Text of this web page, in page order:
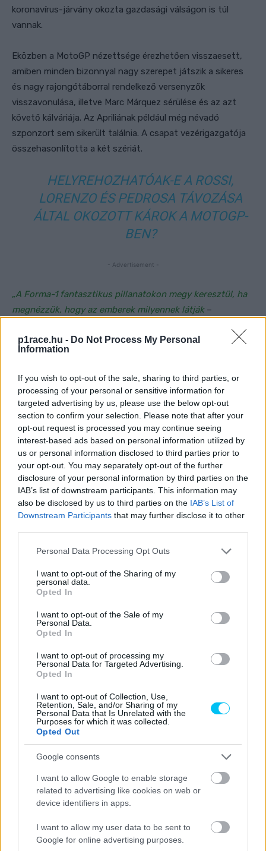
p1race.hu - Do Not Process My Personal
Information
If you wish to opt-out of the sale, sharing to third parties, or
processing of your personal or sensitive information for
targeted advertising by us, please use the below opt-out
section to confirm your selection. Please note that after your
opt-out request is processed you may continue seeing
interest-based ads based on personal information utilized by
us or personal information disclosed to third parties prior to
your opt-out. You may separately opt-out of the further
disclosure of your personal information by third parties on the
IAB’s list of downstream participants. This information may
also be disclosed by us to third parties on the IAB’s List of
Downstream Participants that may further disclose it to other
Please note that this website/app uses one or more Google
not limited to your visit or usage behaviour. You may click to
grant or deny consent to Google and its third-party tags to
use your data for below specified purposes in below Google
consent section.
Personal Data Processing Opt Outs
I want to opt-out of the Sharing of my
personal data.
Opted In
I want to opt-out of the Sale of my
Personal Data.
Opted In
I want to opt-out of processing my
Personal Data for Targeted Advertising.
Opted In
I want to opt-out of Collection, Use,
Retention, Sale, and/or Sharing of my
Personal Data that Is Unrelated with the
Purposes for which it was collected.
Opted Out
Google consents
I want to allow Google to enable storage
related to advertising like cookies on web or
device identifiers in apps.
I want to allow my user data to be sent to
Google for online advertising purposes.
koronavírus-járvány okozta gazdasági válságon is túl
vannak.
Eközben a MotoGP nézettsége érezhetően visszaesett,
amiben minden bizonnyal nagy szerepet játszik a sikeres
és nagy rajongótáborral rendelkező versenyzők
visszavonulása, illetve Marc Márquez sérülése és az azt
követő kálváriája. Az Apriliának például még névadó
szponzort sem sikerült találnia. A csapat vezérigazgatója
összehasonlította a két szériát.
HELYREHOZHATÓAK-E A ROSSI,
LORENZO ÉS PEDROSA TÁVOZÁSA
ÁLTAL OKOZOTT KÁROK A MOTOGP-
BEN?
- Advertisement -
„A Forma-1 fantasztikus pillanatokon megy keresztül, ha
megnézzük, hogy az emberek milyennek látják–
hiszem, hogy össze lehet hasonlítani a Forma-1 varázsát a
MotoGP-vel, az jóval nagyobb dolog. Azonban a show,
Meg kell találnunk a módját, hogy több szponzort
szerezzünk, és általánosságban több embert vonzzunk
be. Ha számszakilag megnézzük, hogy a Forma-1 hány
embert mozgat meg, az más [kategória]. Szóval nem
lehetünk elégedettek azzal, amit elértünk, még akkor sem,
ha Mugellót leszámítva a pályákon nem annyira rossz a
fogadtatás. Úgy vélem, a körülmények miatt történt, hogy
ez a futam nem igazán volt kiemelkedő a nézőszám
szempontjából.”
birtokló Dorna megpróbálta lemásolni az F1-et üzleti
szempontból irányító Liberty Mediát, az az előző szezont
feldolgozó dokumentumsorozat volt. Csak amíg a
mai napig nagy sikernek örvend, addig a Disney+
streamingszolgáltatón idén debütáló Unlimited nem hozta
A Netflix akkora lökést adott a Forma-1-nek, amilyet a mi
dokumentumsorozatunk nem– jelentette ki Rivola. –
hatás nem volt ugyanaz, úgyhogy szerintem a Dornának
fel kell tennie a kérdést, hogy az miért alakult így. Mindkét
sorozatot láttam, és véleményt alkottam róluk, de… Nem
mondanám, hogy ez nem az én dolgom, kész vagyok
beszélni a Dornával, ha úgy gondolják.”
Az olasz szakember a két sorozat főszereplőire, azaz a
versenyzőkre is kitért. Úgy véli, a pilóták pályán kívüli élete,
illetve az, hogy ebből mit mutatnak meg a világnak, szintén